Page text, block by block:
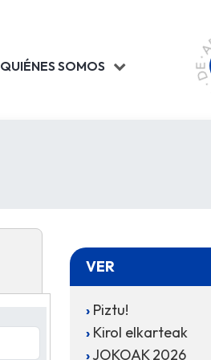
QUIÉNES SOMOS
VER
Piztu!
Kirol elkarteak
JOKOAK 2026